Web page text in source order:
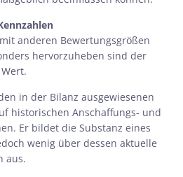
anderen Bewertungsgrößen
hervorzuheben sind der
in der Bilanz ausgewiesenen
historischen Anschaffungs- und
Er bildet die Substanz eines
wenig über dessen aktuelle
aus.